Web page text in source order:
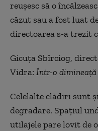
reușesc să o
căzut sau a fost luat
directoarea s-a trezit
Gicuța Sbîrciog,
Vidra: Într-o dimineață
Celelalte clădiri sunt
degradare. Spațiul
utilajele pare lovit de